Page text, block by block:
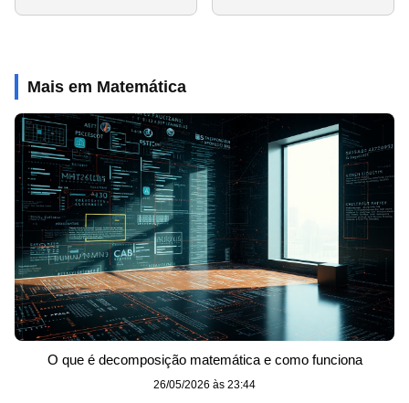
Mais em Matemática
O que é decomposição matemática e como funciona
26/05/2026 às 23:44